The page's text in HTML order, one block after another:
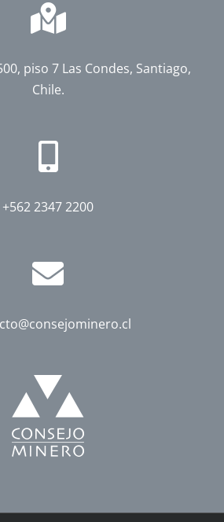
piso 7 Las Condes, Santiago,
Chile.
+562 2347 2200